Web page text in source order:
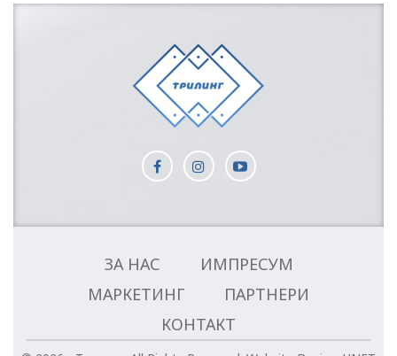
ЗА НАС
ИМПРЕСУМ
МАРКЕТИНГ
ПАРТНЕРИ
КОНТАКТ